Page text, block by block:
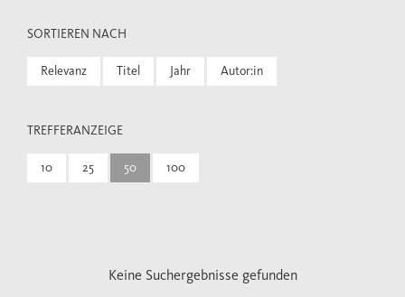
SORTIEREN NACH
Relevanz Titel Jahr Autor:in
TREFFERANZEIGE
10 25 50 100
Keine Suchergebnisse gefunden